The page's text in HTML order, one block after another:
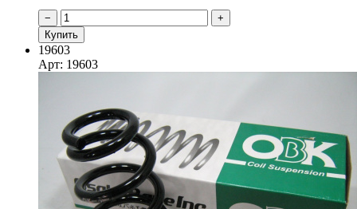
−
+
Купить
19603
Арт: 19603